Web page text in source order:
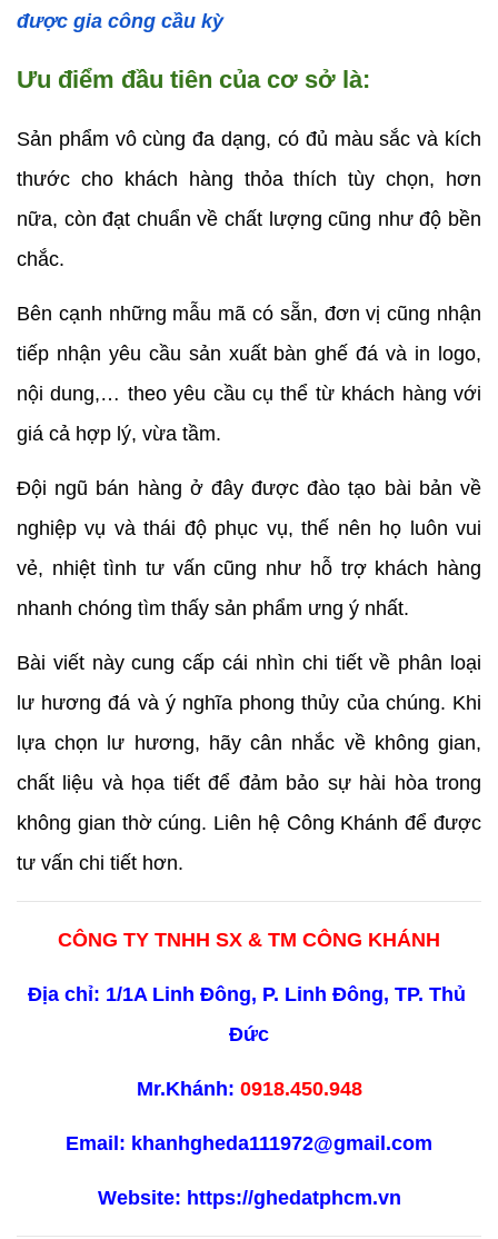
được gia công cầu kỳ
Ưu điểm đầu tiên của cơ sở là:
Sản phẩm vô cùng đa dạng, có đủ màu sắc và kích
thước cho khách hàng thỏa thích tùy chọn, hơn
nữa, còn đạt chuẩn về chất lượng cũng như độ bền
chắc.
Bên cạnh những mẫu mã có sẵn, đơn vị cũng nhận
tiếp nhận yêu cầu sản xuất bàn ghế đá và in logo,
nội dung,… theo yêu cầu cụ thể từ khách hàng với
giá cả hợp lý, vừa tầm.
Đội ngũ bán hàng ở đây được đào tạo bài bản về
nghiệp vụ và thái độ phục vụ, thế nên họ luôn vui
vẻ, nhiệt tình tư vấn cũng như hỗ trợ khách hàng
nhanh chóng tìm thấy sản phẩm ưng ý nhất.
Bài viết này cung cấp cái nhìn chi tiết về phân loại
lư hương đá và ý nghĩa phong thủy của chúng. Khi
lựa chọn lư hương, hãy cân nhắc về không gian,
chất liệu và họa tiết để đảm bảo sự hài hòa trong
không gian thờ cúng. Liên hệ Công Khánh để được
tư vấn chi tiết hơn.
CÔNG TY TNHH SX & TM CÔNG KHÁNH
Địa chỉ: 1/1A Linh Đông, P. Linh Đông, TP. Thủ
Đức
Mr.Khánh: 0918.450.948
Email: khanhgheda111972@gmail.com
Website: https://ghedatphcm.vn